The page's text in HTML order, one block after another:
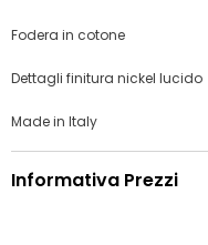
Fodera in cotone
Dettagli finitura nickel lucido
Made in Italy
Informativa Prezzi